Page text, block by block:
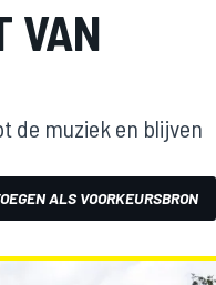
VAN
de muziek en blijven
ALS VOORKEURSBRON